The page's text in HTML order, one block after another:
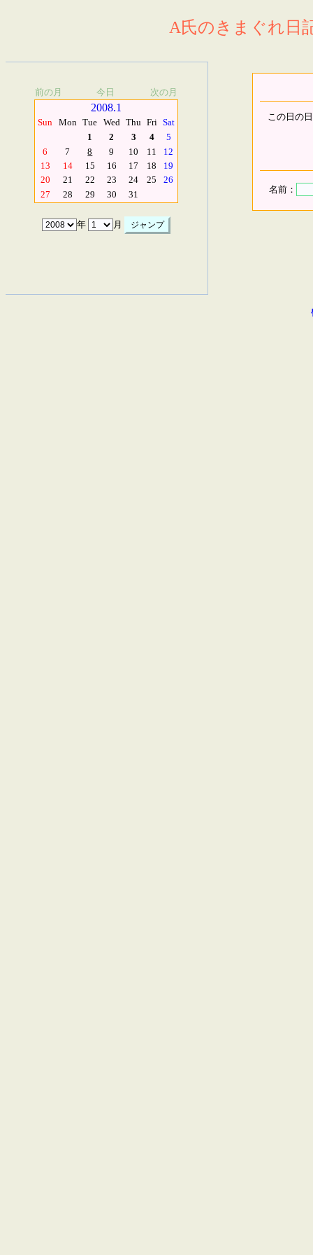
A氏のきまぐれ日
前の月 今日 次の月
2008.1
Sun Mon Tue Wed Thu Fri Sat
1
2 3 4
5
6
7 8 9 10 11
12
13
14 15 16 17 18
19
20
21 22 23 24 25
26
27
28 29 30 31
年 月
この日の
名前：